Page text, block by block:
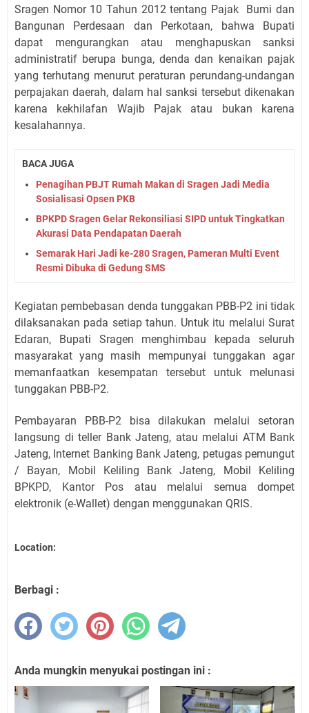
Sragen Nomor 10 Tahun 2012 tentang Pajak Bumi dan
Bangunan Perdesaan dan Perkotaan, bahwa Bupati
dapat mengurangkan atau menghapuskan sanksi
administratif berupa bunga, denda dan kenaikan pajak
yang terhutang menurut peraturan perundang-undangan
perpajakan daerah, dalam hal sanksi tersebut dikenakan
karena kekhilafan Wajib Pajak atau bukan karena
kesalahannya.
BACA JUGA
Penagihan PBJT Rumah Makan di Sragen Jadi Media
Sosialisasi Opsen PKB
BPKPD Sragen Gelar Rekonsiliasi SIPD untuk Tingkatkan
Akurasi Data Pendapatan Daerah
Semarak Hari Jadi ke-280 Sragen, Pameran Multi Event
Resmi Dibuka di Gedung SMS
Kegiatan pembebasan denda tunggakan PBB-P2 ini tidak
dilaksanakan pada setiap tahun. Untuk itu melalui Surat
Edaran, Bupati Sragen menghimbau kepada seluruh
masyarakat yang masih mempunyai tunggakan agar
memanfaatkan kesempatan tersebut untuk melunasi
tunggakan PBB-P2.
Pembayaran PBB-P2 bisa dilakukan melalui setoran
langsung di teller Bank Jateng, atau melalui ATM Bank
Jateng, Internet Banking Bank Jateng, petugas pemungut
/ Bayan, Mobil Keliling Bank Jateng, Mobil Keliling
BPKPD, Kantor Pos atau melalui semua dompet
elektronik (e-Wallet) dengan menggunakan QRIS.
Location:
Berbagi :
Anda mungkin menyukai postingan ini :